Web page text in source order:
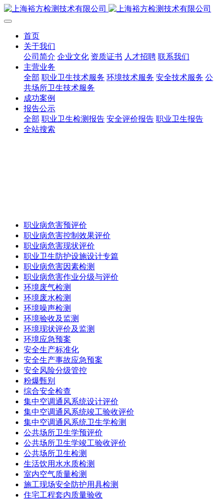
首页
关于我们
公司简介 企业文化 资质证书 人才招聘 联系我们
主营业务
全部 职业卫生技术服务 环境技术服务 安全技术服务 公
共场所卫生技术服务
成功案例
报告公示
全部 职业卫生检测报告 安全评价报告 职业卫生报告
全站搜索
职业病危害预评价
职业病危害控制效果评价
职业病危害现状评价
职业卫生防护设施设计专篇
职业病危害因素检测
职业病危害作业分级与评价
环境废气检测
环境废水检测
环境噪声检测
环境验收及监测
环境现状评价及监测
环境应急预案
安全生产标准化
安全生产事故应急预案
安全风险分级管控
粉爆甄别
综合安全检查
集中空调通风系统设计评价
集中空调通风系统竣工验收评价
集中空调通风系统卫生学检测
公共场所卫生学预评价
公共场所卫生学竣工验收评价
公共场所卫生检测
生活饮用水水质检测
室内空气质量检测
施工现场安全防护用具检测
住宅工程套内质量验收